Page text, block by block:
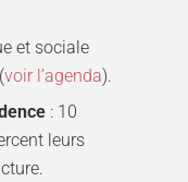
et sociale
voir l’agenda).
: 10
leurs